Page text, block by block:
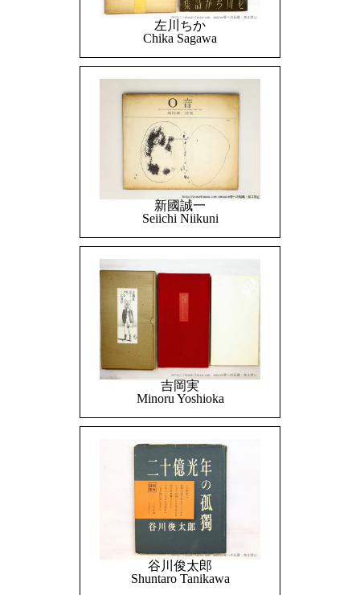
左川ちか
Chika Sagawa
新國誠一
Seiichi Niikuni
吉岡実
Minoru Yoshioka
谷川俊太郎
Shuntaro Tanikawa